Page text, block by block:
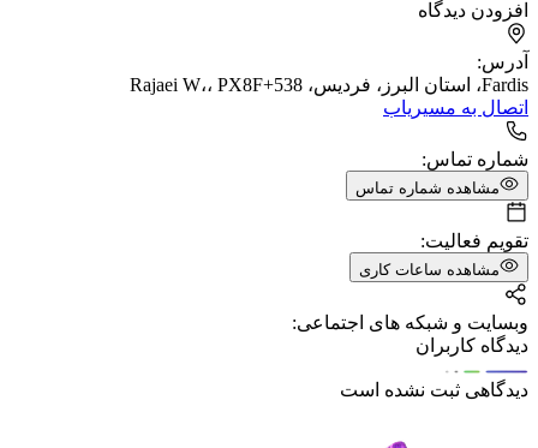
افزودن دیدگاه
آدرس:
Fardis، استان البرز، فردیس، Rajaei W،، PX8F+538
اتصال به مسیریاب
شماره تماس:
مشاهده شماره تماس
تقویم فعالیت:
مشاهده ساعات کاری
وبسایت و شبکه های اجتماعی:
دیدگاه کاربران
دیدگاهی ثبت نشده است